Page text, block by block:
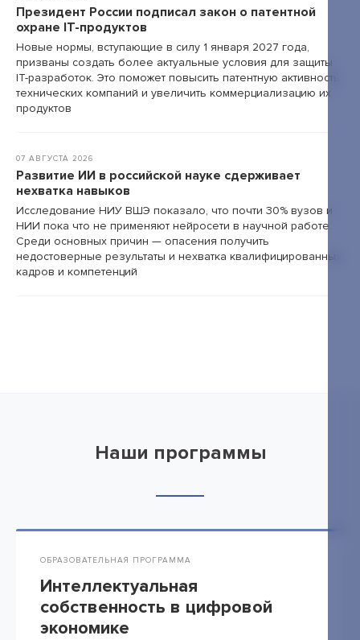
Президент России подписал закон о патентной
охране IT-продуктов
Новые нормы, вступающие в силу 1 января 2027 года,
призваны создать более актуальные условия для защиты
IT-разработок. Это поможет повысить патентную активность
технических компаний и увеличить коммерциализацию их
продуктов
07 АВГУСТА 2026
Развитие ИИ в российской науке сдерживает
нехватка навыков
Исследование НИУ ВШЭ показало, что почти 30% вузов и
НИИ пока что не применяют нейросети в научной работе.
Среди основных причин — опасения получить
недостоверные результаты и нехватка квалифицированных
кадров и компетенций
Наши программы
ОБРАЗОВАТЕЛЬНАЯ ПРОГРАММА
Интеллектуальная
собственность в цифровой
экономике